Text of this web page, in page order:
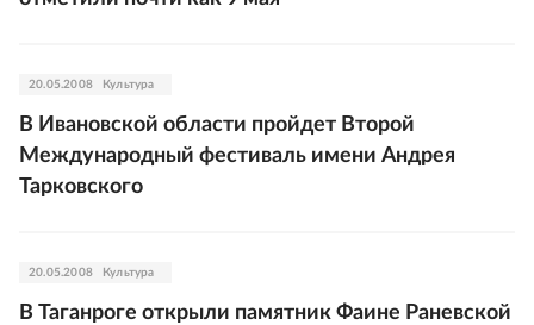
20.05.2008 Культура
В Ивановской области пройдет Второй
Международный фестиваль имени Андрея
Тарковского
20.05.2008 Культура
В Таганроге открыли памятник Фаине Раневской